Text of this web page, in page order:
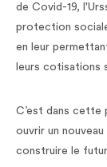
de Covid-19,
protection
en leur
leurs cotisations
C’est dans cette
ouvrir un
construire le futur